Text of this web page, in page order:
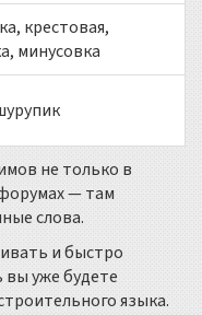
крестовая,
минусовка
не только в
— там
слова.
и быстро
вы уже будете
языка.